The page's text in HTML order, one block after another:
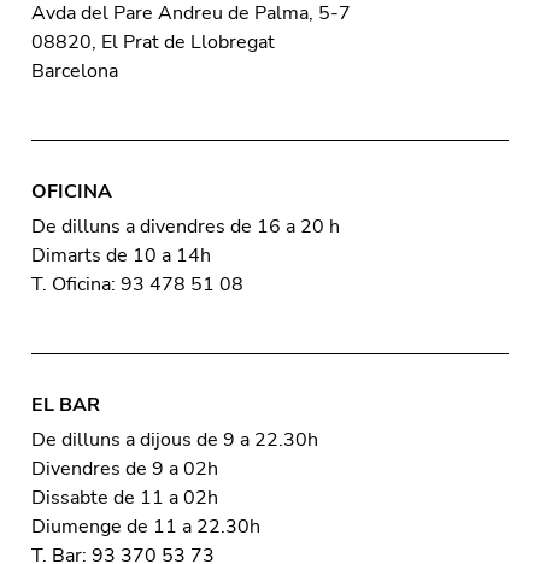
Avda del Pare Andreu de Palma, 5-7
08820, El Prat de Llobregat
Barcelona
OFICINA
De dilluns a divendres de 16 a 20 h
Dimarts de 10 a 14h
T. Oficina: 93 478 51 08
EL BAR
De dilluns a dijous de 9 a 22.30h
Divendres de 9 a 02h
Dissabte de 11 a 02h
Diumenge de 11 a 22.30h
T. Bar: 93 370 53 73